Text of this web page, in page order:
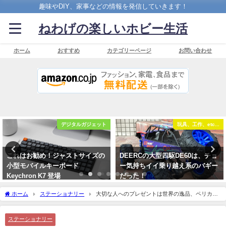
趣味やDIY、家事などの情報を発信していきます！
ねわげの楽しいホビー生活
ホーム おすすめ カテゴリーページ お問い合わせ
玩具、工作、etc...
DEERCの大型四駆DE60は、チョ
ー気持ちイイ乗り越え系のバギー
だった！
玩具、工作、etc...
DEERC ZP1007は、リアルな外観
とタフな走破性を兼ね備えたオフ
ロードバギー
ホーム ステーショナリー
大切な人へのプレゼントは世界の逸品、ペリカン
の万年筆スーベレーンM405がお勧め。
ステーショナリー